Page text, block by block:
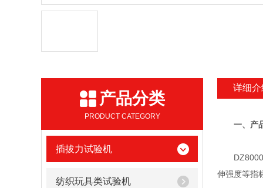
产品分类
PRODUCT CATEGORY
插拔力试验机
纺织玩具类试验机
详细介
一、 产
DZ8000系
伸强度等指